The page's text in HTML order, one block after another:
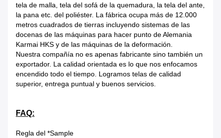
tela de malla, tela del sofá de la quemadura, la tela del ante,
la pana etc. del poliéster. La fábrica ocupa más de 12.000
metros cuadrados de tierras incluyendo sistemas de las
docenas de las máquinas para hacer punto de Alemania
Karmai HKS y de las máquinas de la deformación.
Nuestra compañía no es apenas fabricante sino también un
exportador. La calidad orientada es lo que nos enfocamos
encendido todo el tiempo. Logramos telas de calidad
superior, entrega puntual y buenos servicios.
FAQ:
Regla del *Sample